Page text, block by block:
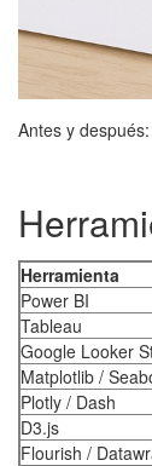
Antes y
Herramienta
Power BI
Tableau
Google Looker
Matplotlib /
Plotly / Dash
D3.js
Flourish /